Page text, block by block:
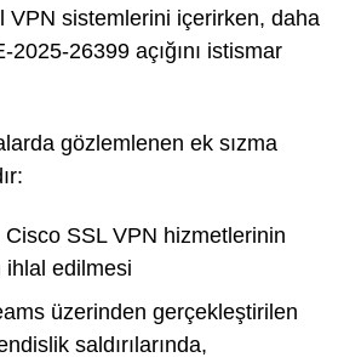
VPN sistemlerini içerirken, daha
2025-26399 açığını istismar
gözlemlenen ek sızma
Cisco SSL VPN hizmetlerinin
ihlal edilmesi
üzerinden gerçekleştirilen
saldırılarında,